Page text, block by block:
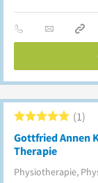
Gottfried Annen
Therapie
Physiotherapie,
1